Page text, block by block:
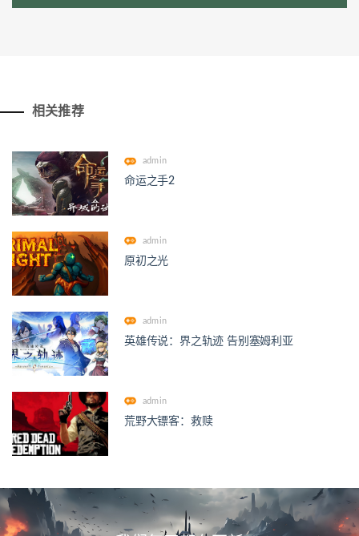
相关推荐
admin
命运之手2
admin
原初之光
admin
英雄传说：界之轨迹 告别塞姆利亚
admin
荒野大镖客：救赎